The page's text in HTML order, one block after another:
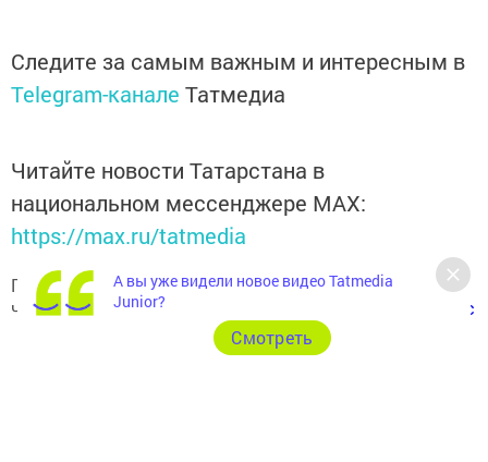
Следите за самым важным и интересным в
Telegram-канале Татмедиа
Читайте новости Татарстана в
национальном мессенджере MАХ:
https://max.ru/tatmedia
Подписывайтесь на нашTelegram-канал, а также
читайте насВконтакте Макс
А вы уже видели новое видео Tatmedia
Junior?
Cмотреть